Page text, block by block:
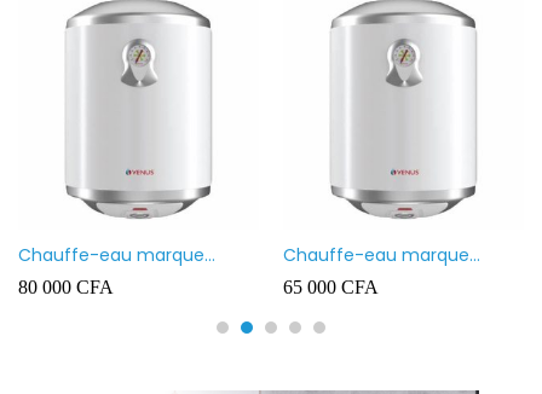
Chauffe-eau marque
VENUS 80L
80 000 CFA
Chauffe-eau marque
VENUS 50L
65 000 CFA